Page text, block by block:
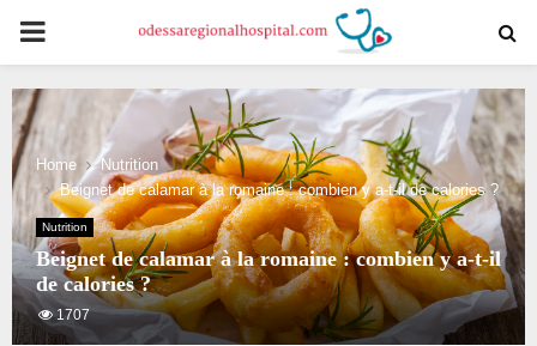
PRIMARY
MENU
Home
Nutrition
Beignet de calamar à la romaine : combien y a-t-il de calories ?
Nutrition
Beignet de calamar à la romaine : combien y a-t-il
de calories ?
1707